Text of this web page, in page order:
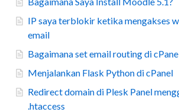
IP saya terblokir ketika mengakses
email
Bagaimana set email routing di
Menjalankan Flask Python di cPanel
Redirect domain di Plesk Panel
.htaccess